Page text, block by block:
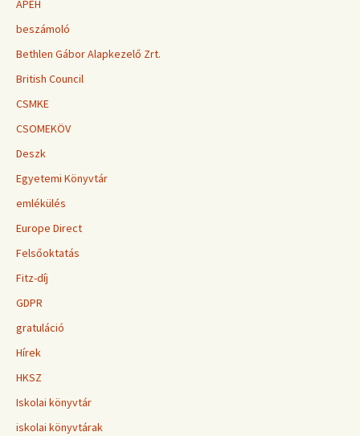
APEH
beszámoló
Bethlen Gábor Alapkezelő Zrt.
British Council
CSMKE
CSOMEKÖV
Deszk
Egyetemi Könyvtár
emlékülés
Europe Direct
Felsőoktatás
Fitz-díj
GDPR
gratuláció
Hírek
HKSZ
Iskolai könyvtár
iskolai könyvtárak